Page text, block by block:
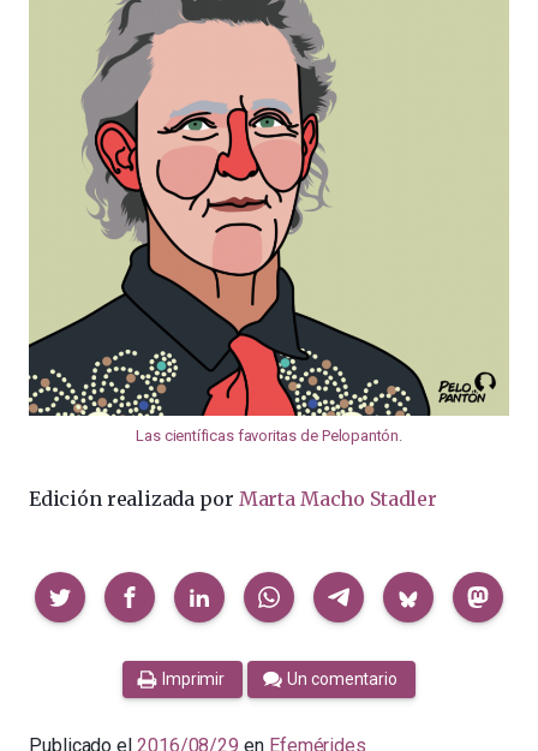
Las científicas favoritas de Pelopantón
Edición realizada por Marta Macho Stadler
Compartir
Imprimir Un comentario
Publicado el 2016/08/29 en Efemérides